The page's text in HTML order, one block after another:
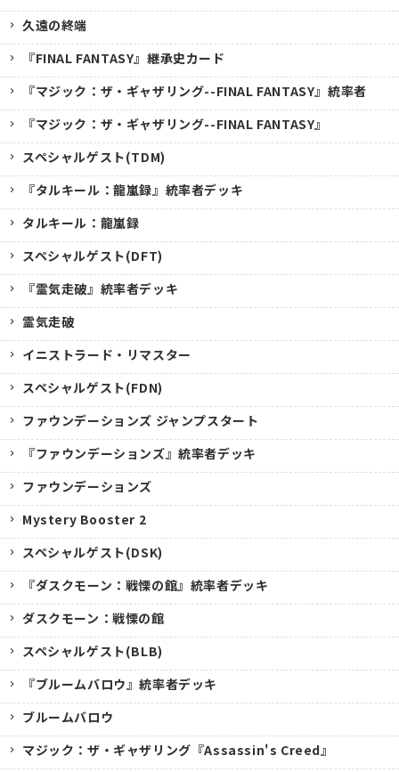
久遠の終端
『FINAL FANTASY』継承史カード
『マジック：ザ・ギャザリング--FINAL FANTASY』統率者
『マジック：ザ・ギャザリング--FINAL FANTASY』
スペシャルゲスト(TDM)
『タルキール：龍嵐録』統率者デッキ
タルキール：龍嵐録
スペシャルゲスト(DFT)
『霊気走破』統率者デッキ
霊気走破
イニストラード・リマスター
スペシャルゲスト(FDN)
ファウンデーションズ ジャンプスタート
『ファウンデーションズ』統率者デッキ
ファウンデーションズ
Mystery Booster 2
スペシャルゲスト(DSK)
『ダスクモーン：戦慄の館』統率者デッキ
ダスクモーン：戦慄の館
スペシャルゲスト(BLB)
『ブルームバロウ』統率者デッキ
ブルームバロウ
マジック：ザ・ギャザリング『Assassin's Creed』